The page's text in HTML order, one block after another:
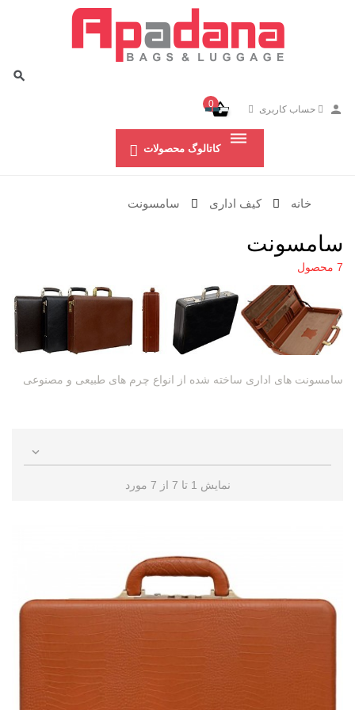
حساب کاربری 0
کاتالوگ محصولات
خانه کيف اداری سامسونت
سامسونت
7 محصول
سامسونت های اداری ساخته شده از انواع چرم های طبیعی و مصنوعی

نمایش 1 تا 7 از 7 مورد